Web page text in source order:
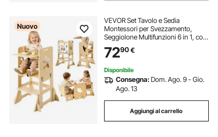
Nuovo
VEVOR Set Tavolo e Sedia
Montessori per Svezzamento,
Seggiolone Multifunzioni 6 in 1, con
Lavagna e Vassoio per la Pappa,
Materiale Legno, per Bagno e
Bambini in Crescita
7290€
Disponibile
Consegna: Dom. Ago. 9 - Gio.
Ago. 13
Aggiungi al carrello